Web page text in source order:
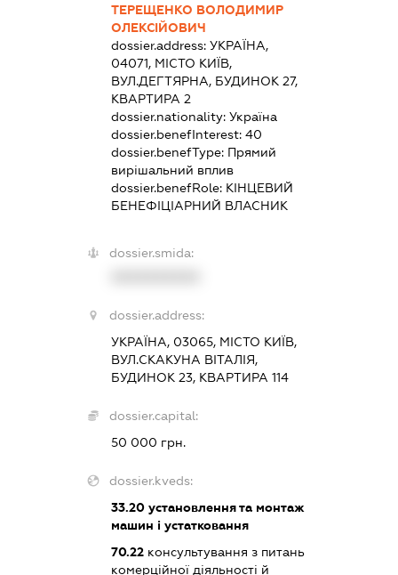
ТЕРЕЩЕНКО ВОЛОДИМИР
ОЛЕКСІЙОВИЧ
dossier.address:УКРАЇНА,
04071, МІСТО КИЇВ,
ВУЛ.ДЕГТЯРНА, БУДИНОК 27,
КВАРТИРА 2
dossier.nationality:Україна
dossier.benefInterest:40
dossier.benefType: Прямий
вирішальний вплив
dossier.benefRole: КІНЦЕВИЙ
БЕНЕФІЦІАРНИЙ ВЛАСНИК
dossier.smida:
dossier.address:
УКРАЇНА, 03065, МІСТО КИЇВ,
ВУЛ.СКАКУНА ВІТАЛІЯ,
БУДИНОК 23, КВАРТИРА 114
dossier.capital:
50 000 грн.
dossier.kveds:
33.20 установлення та монтаж
машин і устатковання
70.22 консультування з питань
комерційної діяльності й